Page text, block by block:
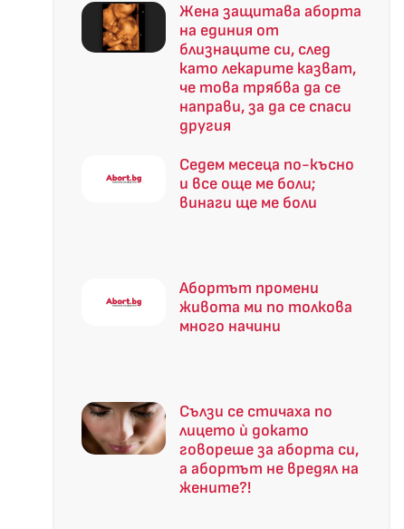
Жена защитава аборта
на единия от
близнаците си, след
като лекарите казват,
че това трябва да се
направи, за да се спаси
другия
Седем месеца по-късно
и все още ме боли;
винаги ще ме боли
Абортът промени
живота ми по толкова
много начини
Сълзи се стичаха по
лицето ù докато
говореше за аборта си,
а абортът не вредял на
жените?!